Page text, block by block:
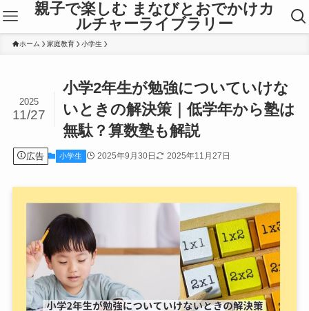
親子で楽しむ まなびとおでかけカ
ルチャーライブラリー
ホーム 家庭教育 小学生
小学2年生が勉強についていけな
いときの解決策｜低学年から塾は
無駄？算数塾も解説
2025
11/27
広告 小学生 2025年9月30日 2025年11月27日